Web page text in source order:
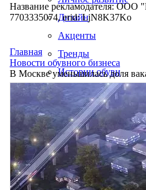
Дизайн
Акценты
Тренды
Истории обуви
Производство
Название рекламодателя: ООО
7703335074, erid: LjN8K37Ko
Главная
Новости обувного бизнеса
В Москве уменьшилась доля